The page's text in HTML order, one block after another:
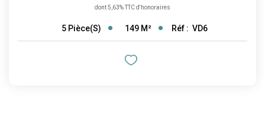
dont 5,63% TTC d'honoraires
5 Pièce(s) 149 M² Réf : VD6